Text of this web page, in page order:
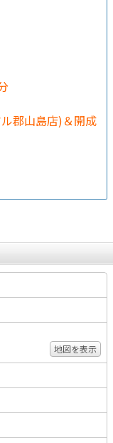
郡山島店)＆開成
地図を表示